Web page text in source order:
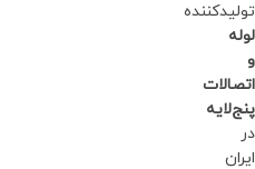
تولیدکننده
لوله
و
اتصالات
پنج‌لایه
در
ایران